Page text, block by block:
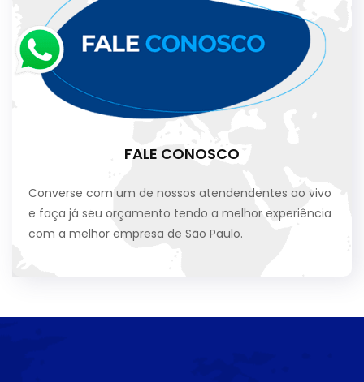
FALE CONOSCO
Converse com um de nossos atendendentes ao vivo
e faça já seu orçamento tendo a melhor experiência
com a melhor empresa de São Paulo.